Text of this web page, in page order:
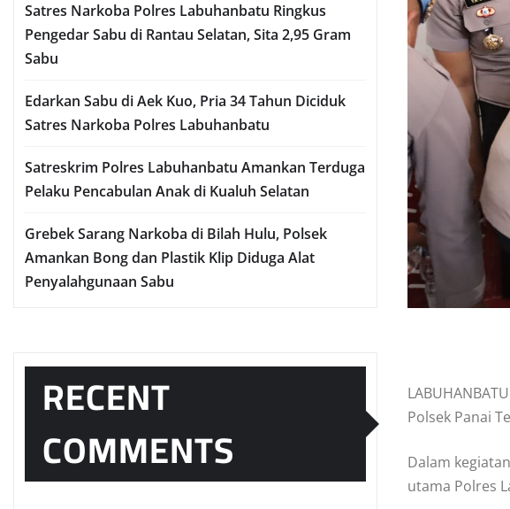
Satres Narkoba Polres Labuhanbatu Ringkus
Pengedar Sabu di Rantau Selatan, Sita 2,95 Gram
Sabu
Edarkan Sabu di Aek Kuo, Pria 34 Tahun Diciduk
Satres Narkoba Polres Labuhanbatu
Satreskrim Polres Labuhanbatu Amankan Terduga
Pelaku Pencabulan Anak di Kualuh Selatan
Grebek Sarang Narkoba di Bilah Hulu, Polsek
Amankan Bong dan Plastik Klip Diduga Alat
Penyalahgunaan Sabu
RECENT
COMMENTS
Polsek Panai
Dalam
utama Polres